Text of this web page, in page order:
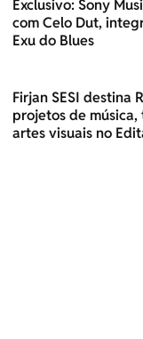
Exclusivo: Sony
com Celo Dut,
Exu do Blues
Firjan SESI destina
projetos de
artes visuais no